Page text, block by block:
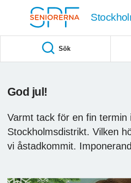
Sök
God jul!
Varmt tack för en fin termin
Stockholmsdistrikt. Vilken
vi åstadkommit.